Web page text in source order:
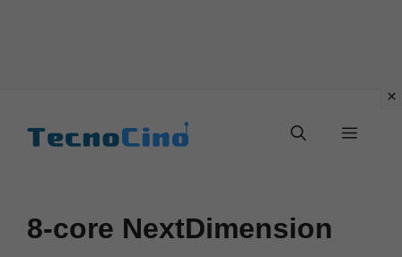
Menu
8-core NextDimension